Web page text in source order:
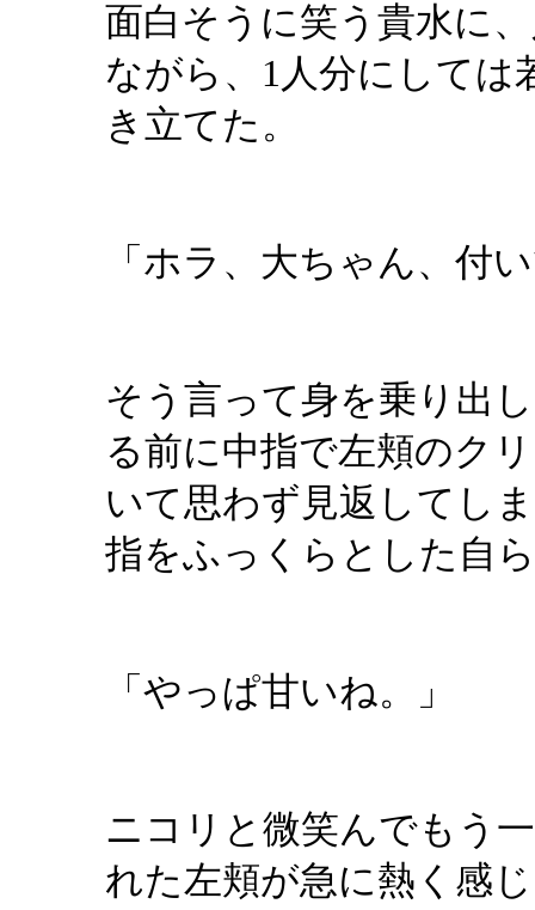
面白そうに笑う貴水に
ながら、1人分にしては
き立てた。
「ホラ、大ちゃん、付
そう言って身を乗り出
る前に中指で左頬のク
いて思わず見返してし
指をふっくらとした自
「やっぱ甘いね。」
ニコリと微笑んでもう
れた左頬が急に熱く感